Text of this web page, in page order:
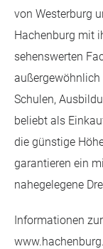
von Westerburg
Hachenburg mit
sehenswerten
außergewöhnlich
Schulen,
beliebt als
die günstige
garantieren ein
nahegelegene
Informationen